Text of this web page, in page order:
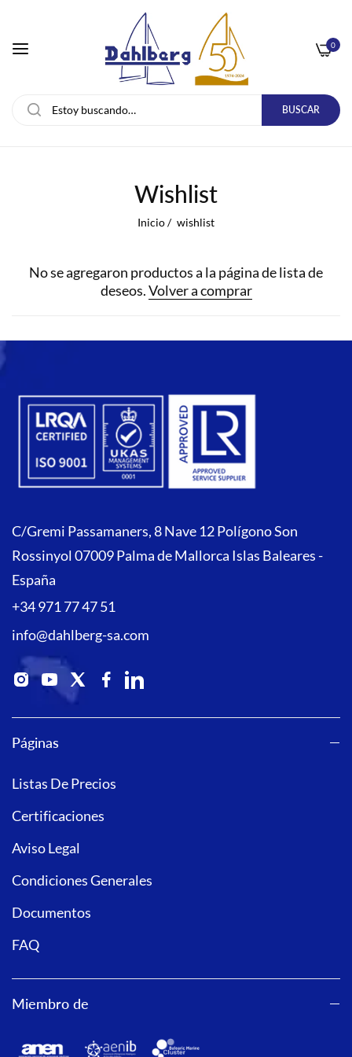
BUSCAR
0
Wishlist
Inicio/ wishlist
No se agregaron productos a la página de lista de
deseos.Volver a comprar
C/Gremi Passamaners, 8 Nave 12 Polígono Son
Rossinyol 07009 Palma de Mallorca Islas Baleares -
España
+34 971 77 47 51
info@dahlberg-sa.com
Páginas
Listas De Precios
Certificaciones
Aviso Legal
Condiciones Generales
Documentos
FAQ
Miembro de